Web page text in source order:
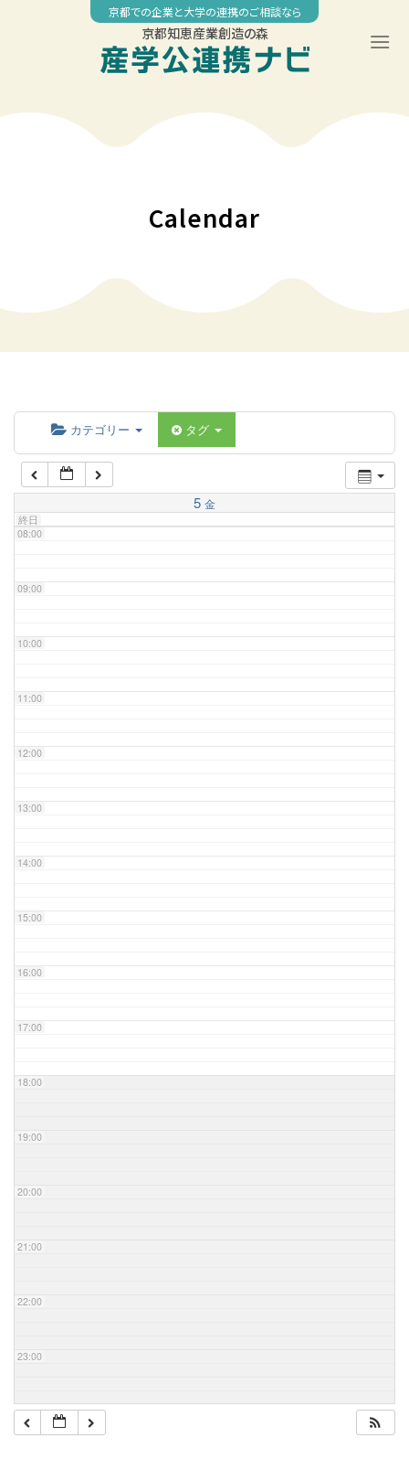
京都での企業と大学の連携のご相談なら
京都知恵産業創造の森
Calendar
カテゴリー タグ
5 金
終日
04:00
07:00
08:00
09:00
10:00
11:00
12:00
13:00
14:00
15:00
16:00
17:00
18:00
19:00
20:00
21:00
22:00
23:00